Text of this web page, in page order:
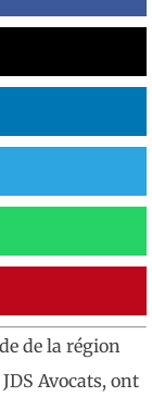
de la région
Avocats, ont